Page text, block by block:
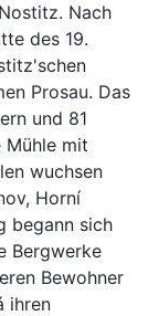
Nach
des 19.
Prosau. Das
und 81
Mühle mit
wuchsen
Horní
begann sich
Bergwerke
Bewohner
ihren